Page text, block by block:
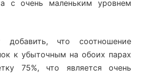
с очень маленьким уровнем
что соотношение
к убыточным на обоих парах
75%, что является очень